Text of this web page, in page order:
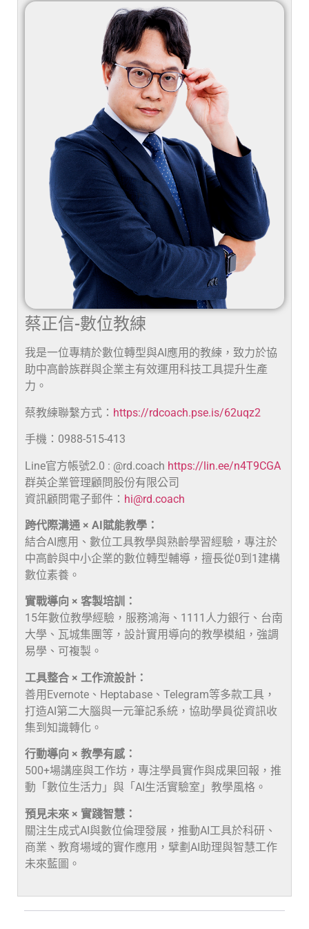
蔡正信-數位教練
我是一位專精於數位轉型與AI應用的教練，致力於協
助中高齡族群與企業主有效運用科技工具提升生產
力。
蔡教練聯繫方式： https://rdcoach.pse.is/62uqz2
手機：0988-515-413
Line官方帳號2.0 : @rd.coach https://lin.ee/n4T9CGA
群英企業管理顧問股份有限公司
資訊顧問電子郵件： hi@rd.coach
跨代際溝通 × AI賦能教學：
結合AI應用、數位工具教學與熟齡學習經驗，專注於
中高齡與中小企業的數位轉型輔導，擅長從0到1建構
數位素養。
實戰導向 × 客製培訓：
15年數位教學經驗，服務鴻海、1111人力銀行、台南
大學、瓦城集團等，設計實用導向的教學模組，強調
易學、可複製。
工具整合 × 工作流設計：
善用Evernote、Heptabase、Telegram等多款工具，
打造AI第二大腦與一元筆記系統，協助學員從資訊收
集到知識轉化。
行動導向 × 教學有感：
500+場講座與工作坊，專注學員實作與成果回報，推
動「數位生活力」與「AI生活實驗室」教學風格。
預見未來 × 實踐智慧：
關注生成式AI與數位倫理發展，推動AI工具於科研、
商業、教育場域的實作應用，擘劃AI助理與智慧工作
未來藍圖。